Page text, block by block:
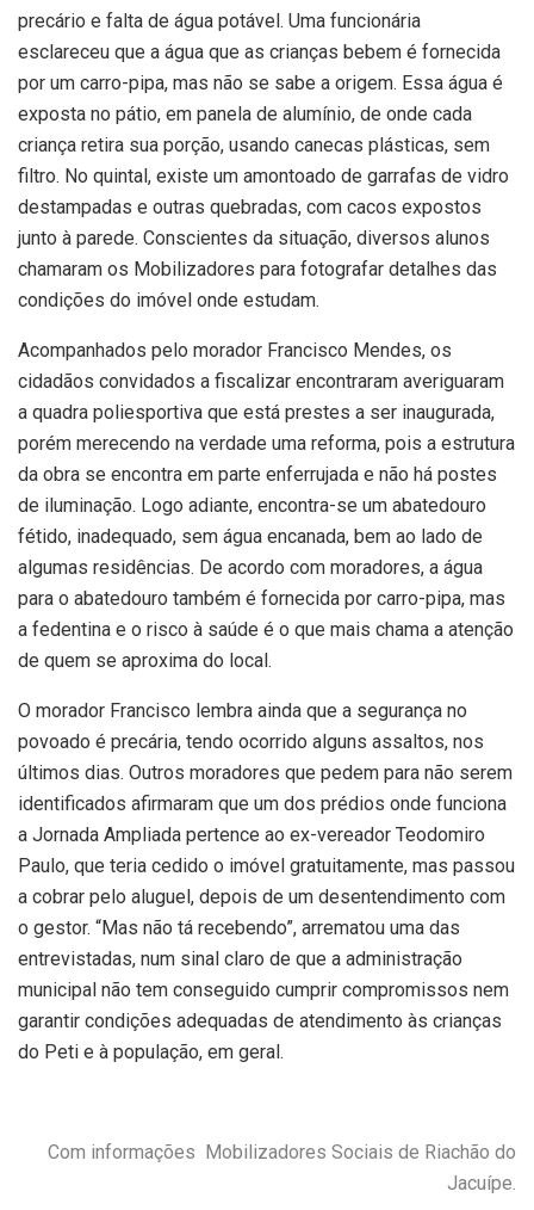
precário e falta de água potável. Uma funcionária
esclareceu que a água que as crianças bebem é fornecida
por um carro-pipa, mas não se sabe a origem. Essa água é
exposta no pátio, em panela de alumínio, de onde cada
criança retira sua porção, usando canecas plásticas, sem
filtro. No quintal, existe um amontoado de garrafas de vidro
destampadas e outras quebradas, com cacos expostos
junto à parede. Conscientes da situação, diversos alunos
chamaram os Mobilizadores para fotografar detalhes das
condições do imóvel onde estudam.
Acompanhados pelo morador Francisco Mendes, os
cidadãos convidados a fiscalizar encontraram averiguaram
a quadra poliesportiva que está prestes a ser inaugurada,
porém merecendo na verdade uma reforma, pois a estrutura
da obra se encontra em parte enferrujada e não há postes
de iluminação. Logo adiante, encontra-se um abatedouro
fétido, inadequado, sem água encanada, bem ao lado de
algumas residências. De acordo com moradores, a água
para o abatedouro também é fornecida por carro-pipa, mas
a fedentina e o risco à saúde é o que mais chama a atenção
de quem se aproxima do local.
O morador Francisco lembra ainda que a segurança no
povoado é precária, tendo ocorrido alguns assaltos, nos
últimos dias. Outros moradores que pedem para não serem
identificados afirmaram que um dos prédios onde funciona
a Jornada Ampliada pertence ao ex-vereador Teodomiro
Paulo, que teria cedido o imóvel gratuitamente, mas passou
a cobrar pelo aluguel, depois de um desentendimento com
o gestor. “Mas não tá recebendo”, arrematou uma das
entrevistadas, num sinal claro de que a administração
municipal não tem conseguido cumprir compromissos nem
garantir condições adequadas de atendimento às crianças
do Peti e à população, em geral.
Com informações Mobilizadores Sociais de Riachão do
Jacuípe.